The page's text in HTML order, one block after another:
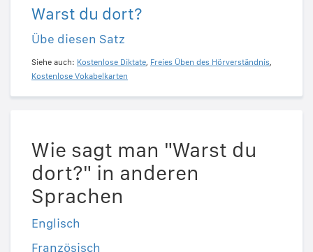
Warst du dort?
Übe diesen Satz
Siehe auch: Kostenlose Diktate, Freies Üben des Hörverständnis,
Kostenlose Vokabelkarten
Wie sagt man "Warst du
dort?" in anderen
Sprachen
Englisch
Französisch